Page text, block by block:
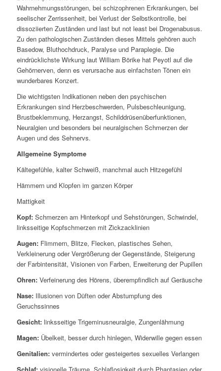
Wahrnehmungsstörungen, bei schizophrenen Erkrankungen, bei
seelischer Zerrissenheit, bei Verlust der Selbstkontrolle, bei
dissoziierten Zuständen und last but not least bei Drogenabusus.
Zu den pathologischen Zuständen dieses Mittels gehören auch
Basedow, Bluthochdruck, Paralyse und Paraplegie. Die
eindrücklichste Wirkung laut William Börike hat Peyotl auf die
Gehörnerven, denn es verursache aus einfachsten Tönen ein
wunderbares Konzert.
Die wichtigsten Indikationen neben den psychischen
Erkrankungen sind Herzbeschwerden, Pulsbeschleunigung,
Brustbeklemmung, Herzangst, Schilddrüsenüberfunktionen,
Neuralgien und besonders bei neuralgischen Schmerzen der
Augen und des Sehnervs.
Allgemeine Symptome
Kältegefühle, kalter Schweiß, manchmal auch Hitzegefühl
Hämmern und Klopfen im ganzen Körper
Mattigkeit
Kopf: Schmerzen am Hinterkopf und Sehstörungen, Schwindel,
linksseitige Kopfschmerzen mit Zickzacklinien
Augen: Flimmern, Blitze, Flecken, plastisches Sehen,
Verkleinerung oder Vergrößerung der Gegenstände, Steigerung
der Farbintensität, Visionen von Farben, Erweiterung der Pupillen
Ohren: Verfeinerung des Hörens, überempfindlich auf Geräusche
Nase: Illusionen von Düften oder Abstumpfung des
Geruchssinnes
Gesicht: linksseitige Trigeminusneuralgie, Zungenlähmung
Magen: Übelkeit, besser durch hinlegen, Widerwille gegen essen
Genitalien:vermindertes oder gesteigertes sexuelles Verlangen